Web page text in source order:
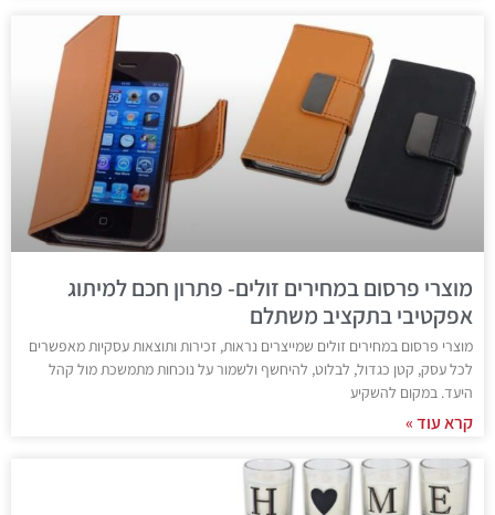
מוצרי פרסום במחירים זולים- פתרון חכם למיתוג
אפקטיבי בתקציב משתלם
מוצרי פרסום במחירים זולים שמייצרים נראות, זכירות ותוצאות עסקיות מאפשרים
לכל עסק, קטן כגדול, לבלוט, להיחשף ולשמור על נוכחות מתמשכת מול קהל
היעד. במקום להשקיע
קרא עוד »